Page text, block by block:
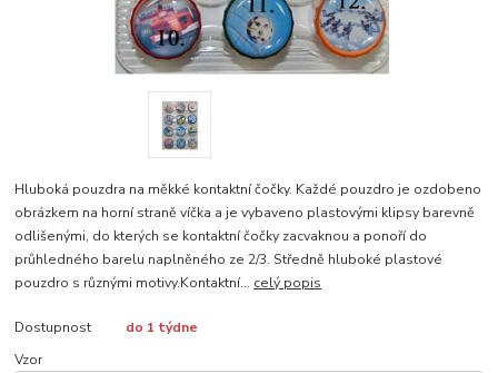
Hluboká pouzdra na měkké kontaktní čočky. Každé pouzdro je ozdobeno
obrázkem na horní straně víčka a je vybaveno plastovými klipsy barevně
odlišenými, do kterých se kontaktní čočky zacvaknou a ponoří do
průhledného barelu naplněného ze 2/3. Středně hluboké plastové
pouzdro s různými motivy.Kontaktní... celý popis
Dostupnost
do 1 týdne
Vzor